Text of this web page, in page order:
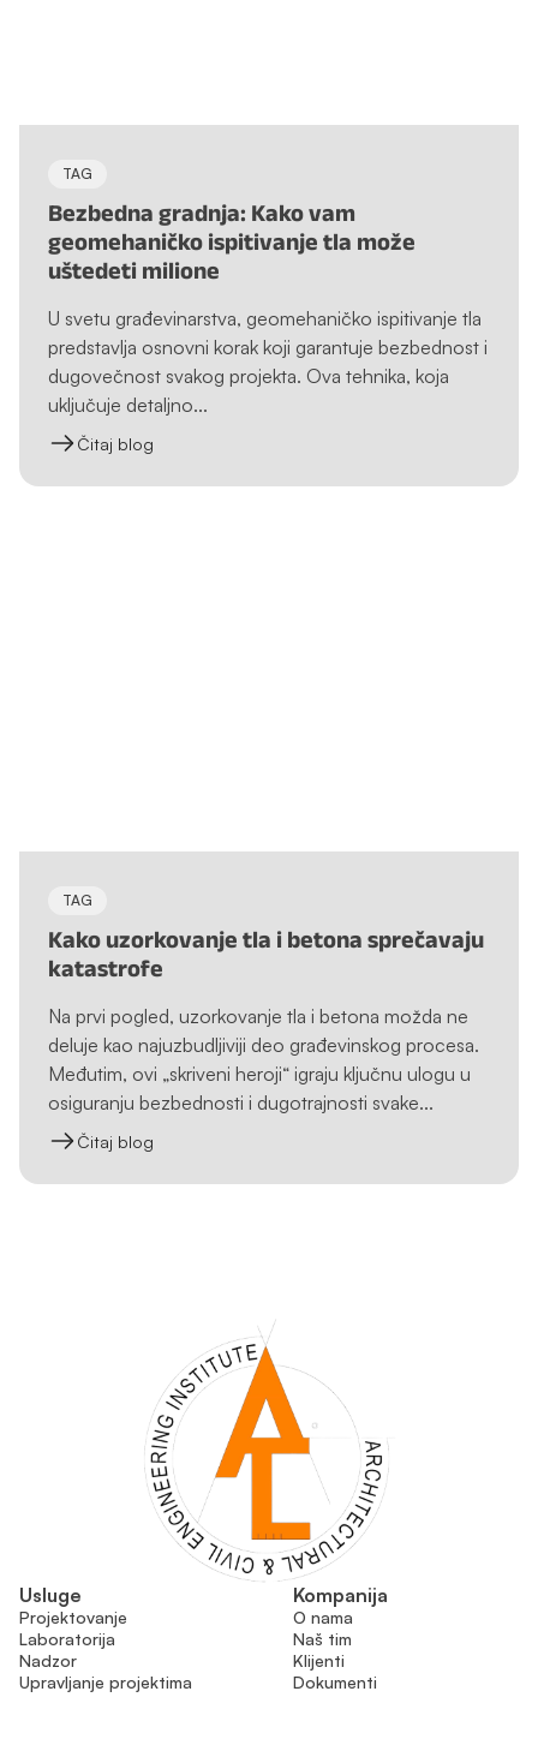
TAG
Bezbedna gradnja: Kako vam
geomehaničko ispitivanje tla može
uštedeti milione
U svetu građevinarstva, geomehaničko ispitivanje tla
predstavlja osnovni korak koji garantuje bezbednost i
dugovečnost svakog projekta. Ova tehnika, koja
uključuje detaljno...
Čitaj blog
TAG
Kako uzorkovanje tla i betona sprečavaju
katastrofe
Na prvi pogled, uzorkovanje tla i betona možda ne
deluje kao najuzbudljiviji deo građevinskog procesa.
Međutim, ovi „skriveni heroji“ igraju ključnu ulogu u
osiguranju bezbednosti i dugotrajnosti svake...
Čitaj blog
Usluge
Projektovanje
Laboratorija
Nadzor
Upravljanje projektima
Kompanija
O nama
Naš tim
Klijenti
Dokumenti